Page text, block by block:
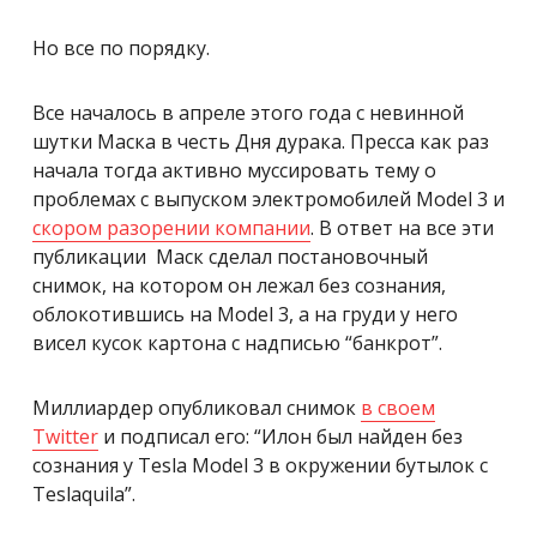
Но все по порядку.
Все началось в апреле этого года с невинной
шутки Маска в честь Дня дурака. Пресса как раз
начала тогда активно муссировать тему о
проблемах с выпуском электромобилей Model 3 и
скором разорении компании. В ответ на все эти
публикации Маск сделал постановочный
снимок, на котором он лежал без сознания,
облокотившись на Model 3, а на груди у него
висел кусок картона с надписью “банкрот”.
Миллиардер опубликовал снимок в своем
Twitter и подписал его: “Илон был найден без
сознания у Tesla Model 3 в окружении бутылок с
Teslaquila”.